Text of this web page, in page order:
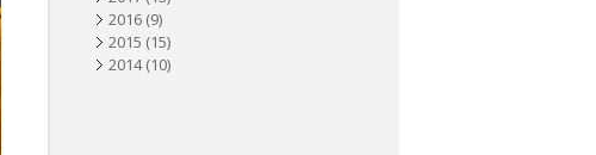
2016(9)
2015 (15)
2014(10)